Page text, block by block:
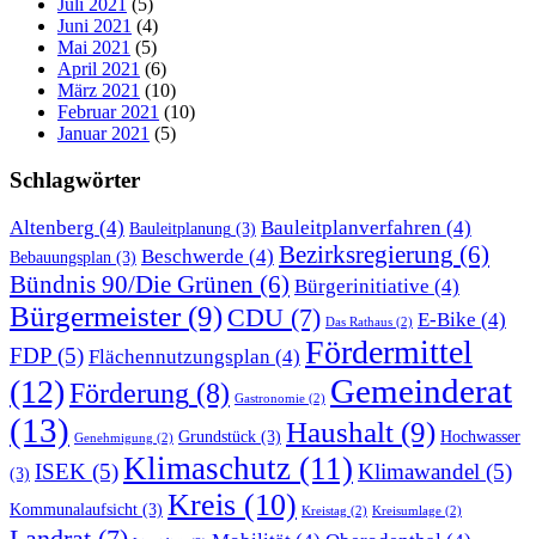
Juli 2021 (5)
Juni 2021 (4)
Mai 2021 (5)
April 2021 (6)
März 2021 (10)
Februar 2021 (10)
Januar 2021 (5)
Schlagwörter
Altenberg (4) Bauleitplanung (3) Bauleitplanverfahren (4)
Bebauungsplan (3) Beschwerde (4) Bezirksregierung (6)
Bündnis 90/Die Grünen (6) Bürgerinitiative (4)
Bürgermeister(9) CDU (7) Das Rathaus (2) E-Bike (4)
FDP (5) Flächennutzungsplan (4) Fördermittel
(12)Förderung (8) Gastronomie (2) Gemeinderat
(13) Genehmigung (2) Grundstück (3) Haushalt (9) Hochwasser
(3) ISEK (5)Klimaschutz (11) Klimawandel (5)
Kommunalaufsicht (3) Kreis (10) Kreistag (2) Kreisumlage (2)